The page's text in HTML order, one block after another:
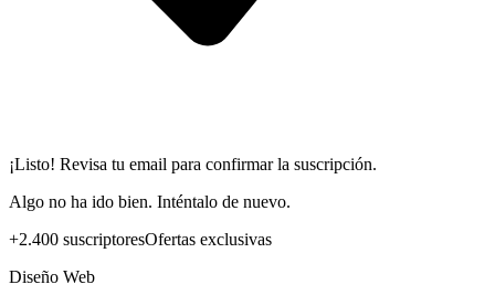
¡Listo! Revisa tu email para confirmar la suscripción.
Algo no ha ido bien. Inténtalo de nuevo.
+2.400 suscriptoresOfertas exclusivas
Diseño Web